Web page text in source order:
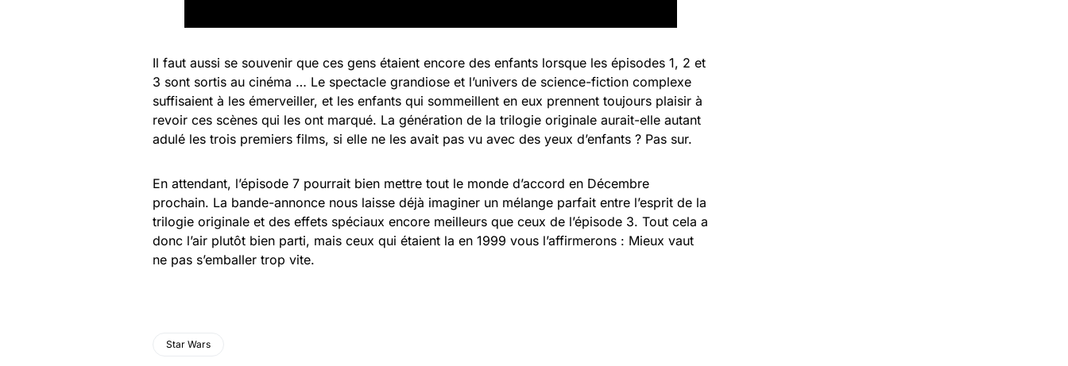
Il faut aussi se souvenir que ces gens étaient encore des enfants lorsque les épisodes 1, 2 et
3 sont sortis au cinéma … Le spectacle grandiose et l’univers de science-fiction complexe
suffisaient à les émerveiller, et les enfants qui sommeillent en eux prennent toujours plaisir à
revoir ces scènes qui les ont marqué. La génération de la trilogie originale aurait-elle autant
adulé les trois premiers films, si elle ne les avait pas vu avec des yeux d’enfants ? Pas sur.
En attendant, l’épisode 7 pourrait bien mettre tout le monde d’accord en Décembre
prochain. La bande-annonce nous laisse déjà imaginer un mélange parfait entre l’esprit de la
trilogie originale et des effets spéciaux encore meilleurs que ceux de l’épisode 3. Tout cela a
donc l’air plutôt bien parti, mais ceux qui étaient la en 1999 vous l’affirmerons : Mieux vaut
ne pas s’emballer trop vite.
Star Wars